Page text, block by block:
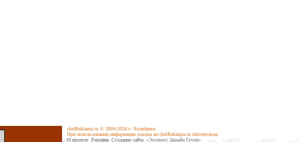
chelReklama.ru © 2004-2026 г. Челябинск
При использовании информации ссылка на chelReklama.ru обязательна.
О проекте Реклама Cоздание сайта: «Экспресс Дизайн Групп»